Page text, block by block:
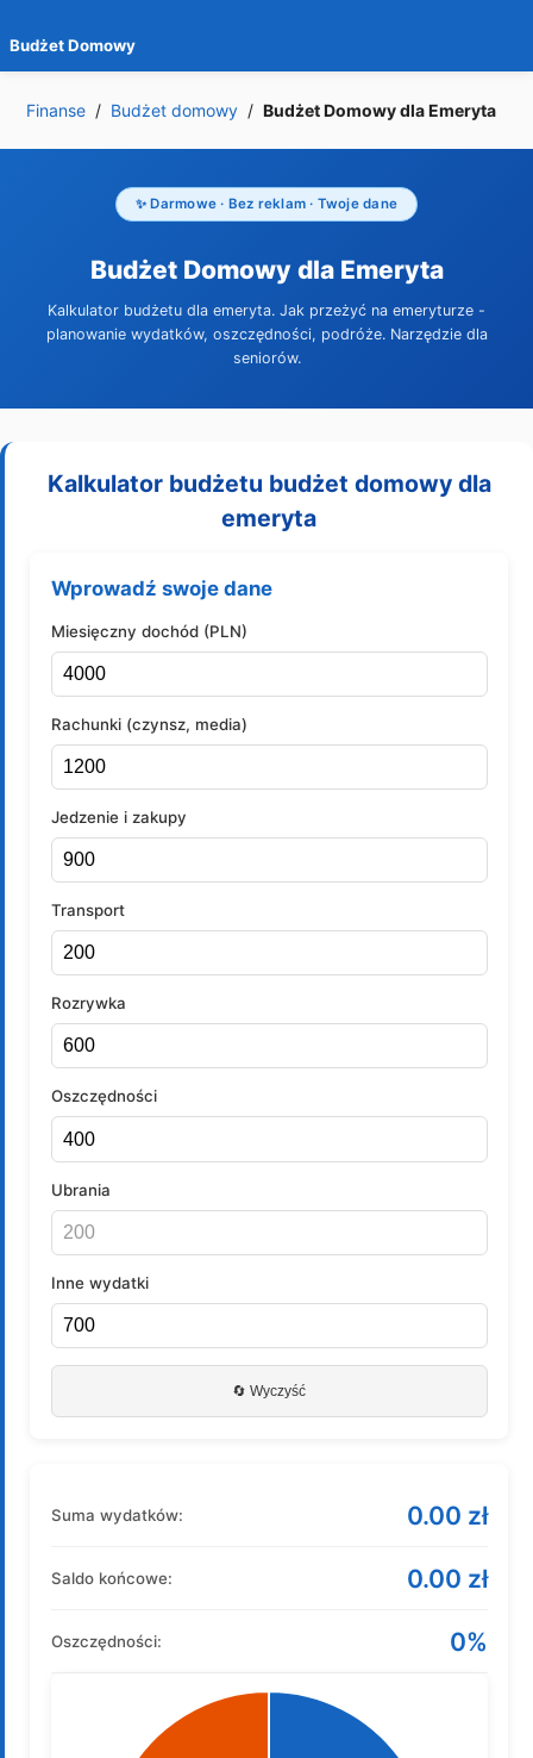
Budżet Domowy
Finanse / Budżet domowy / Budżet Domowy dla Emeryta
✨ Darmowe · Bez reklam · Twoje dane
Budżet Domowy dla Emeryta
Kalkulator budżetu dla emeryta. Jak przeżyć na emeryturze -
planowanie wydatków, oszczędności, podróże. Narzędzie dla
seniorów.
Kalkulator budżetu budżet domowy dla
emeryta
Wprowadź swoje dane
Miesięczny dochód (PLN)
Rachunki (czynsz, media)
Jedzenie i zakupy
Transport
Rozrywka
Oszczędności
Ubrania
Inne wydatki
🔄 Wyczyść
Suma wydatków: 0.00 zł
Saldo końcowe: 0.00 zł
Oszczędności: 0%